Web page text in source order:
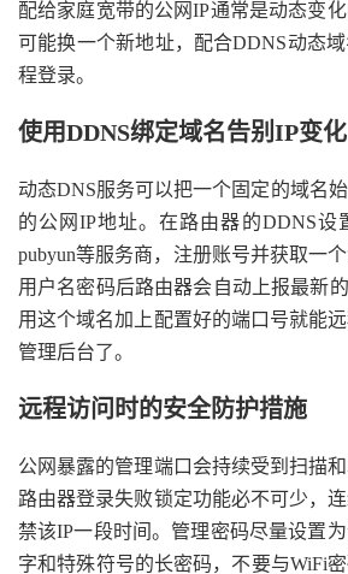
配给家庭宽带的公网IP通常是动态变
可能换一个新地址，配合DDNS动态
程登录。
使用DDNS绑定域名告别IP变化
动态DNS服务可以把一个固定的域名
的公网IP地址。在路由器的DDNS设
pubyun等服务商，注册账号并获取一
用户名密码后路由器会自动上报最新
用这个域名加上配置好的端口号就能
管理后台了。
远程访问时的安全防护措施
公网暴露的管理端口会持续受到扫描
路由器登录失败锁定功能必不可少，
禁该IP一段时间。管理密码尽量设置
字和特殊符号的长密码，不要与WiFi